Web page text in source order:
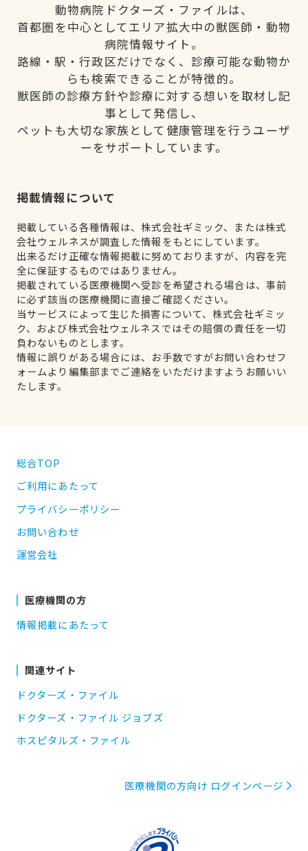
動物病院ドクターズ・ファイルは、
首都圏を中心としてエリア拡大中の獣医師・動物
病院情報サイト。
路線・駅・行政区だけでなく、診療可能な動物か
らも検索できることが特徴的。
獣医師の診療方針や診療に対する想いを取材し記
事として発信し、
ペットも大切な家族として健康管理を行うユーザ
ーをサポートしています。
掲載情報について
掲載している各種情報は、株式会社ギミック、または株式
会社ウェルネスが調査した情報をもとにしています。
出来るだけ正確な情報掲載に努めておりますが、内容を完
全に保証するものではありません。
掲載されている医療機関へ受診を希望される場合は、事前
に必ず該当の医療機関に直接ご確認ください。
当サービスによって生じた損害について、株式会社ギミッ
ク、および株式会社ウェルネスではその賠償の責任を一切
負わないものとします。
情報に誤りがある場合には、お手数ですがお問い合わせフ
ォームより編集部までご連絡をいただけますようお願いい
たします。
総合TOP
ご利用にあたって
プライバシーポリシー
お問い合わせ
運営会社
医療機関の方
情報掲載にあたって
関連サイト
ドクターズ・ファイル
ドクターズ・ファイル ジョブズ
ホスピタルズ・ファイル
医療機関の方向け ログインページ